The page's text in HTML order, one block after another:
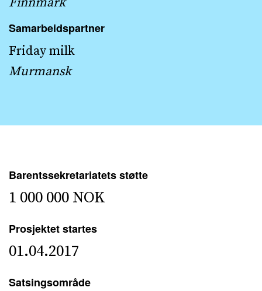
Samarbeidspartner
Friday milk
Murmansk
Barentssekretariatets støtte
1 000 000 NOK
Prosjektet startes
01.04.2017
Satsingsområde